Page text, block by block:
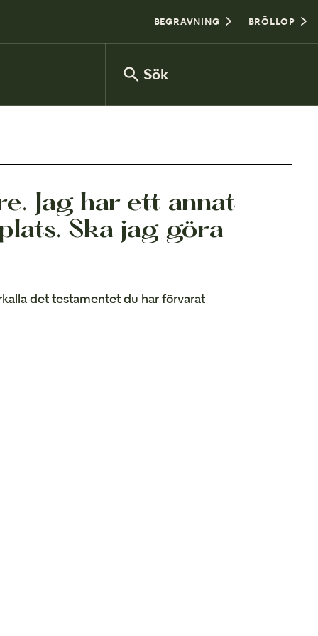
BEGRAVNING BRÖLLOP
Sök
Jag har ett annat
Ska jag göra
det testamentet du har förvarat